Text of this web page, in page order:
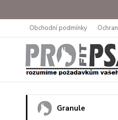
Obchodní podmínky
Granule